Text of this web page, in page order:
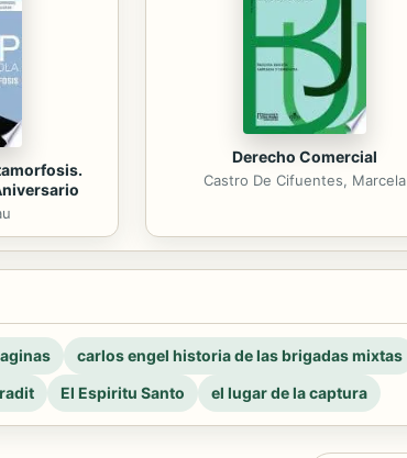
Derecho Comercial
Castro De Cifuentes, Marcela
carlos engel historia de las brigadas mixtas
El Espiritu Santo el lugar de la captura